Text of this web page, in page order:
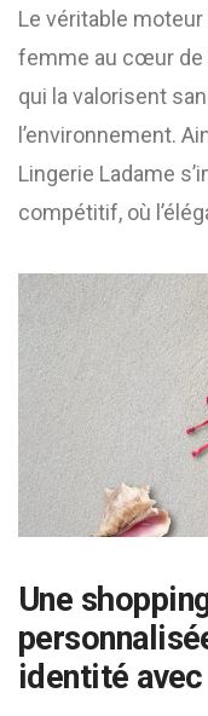
Le véritable
femme au cœur de
qui la valorisent
l’environnement.
Lingerie Ladame
compétitif, où
Une
identité